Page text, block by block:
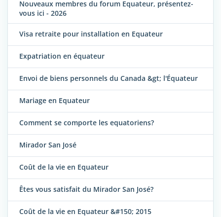
Nouveaux membres du forum Equateur, présentez-
vous ici - 2026
Visa retraite pour installation en Equateur
Expatriation en équateur
Envoi de biens personnels du Canada &gt; l'Équateur
Mariage en Equateur
Comment se comporte les equatoriens?
Mirador San José
Coût de la vie en Equateur
Êtes vous satisfait du Mirador San José?
Coût de la vie en Equateur &#150; 2015